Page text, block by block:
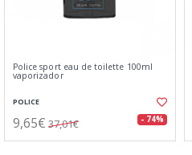
Police sport eau de toilette 100ml
vaporizador
POLICE
9,65€ 37,01€ - 74%